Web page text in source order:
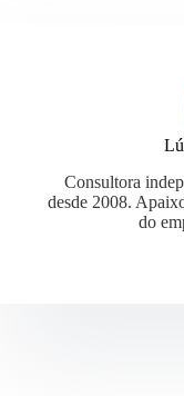
Consultora
desde 2008.
do